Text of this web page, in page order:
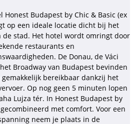
Budapest by Chic & Basic (ex
op een ideale locatie dicht bij het
stad. Het hotel wordt omringt door
restaurants en
De Donau, de Váci
Broadway van Budapest bevinden
bereikbaar dankzij het
Op nog geen 5 minuten lopen
Lujza tér. In Honest Budapest by
met comfort. Voor een
neem je plaats in de